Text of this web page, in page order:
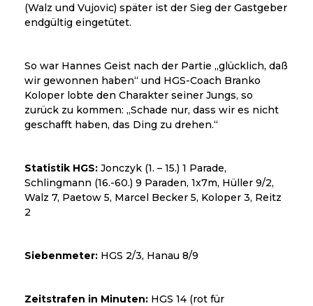
(Walz und Vujovic) später ist der Sieg der Gastgeber
endgültig eingetütet.
So war Hannes Geist nach der Partie „glücklich, daß
wir gewonnen haben“ und HGS-Coach Branko
Koloper lobte den Charakter seiner Jungs, so
zurück zu kommen: „Schade nur, dass wir es nicht
geschafft haben, das Ding zu drehen.“
Statistik HGS: Jonczyk (1. – 15.) 1 Parade,
Schlingmann (16.-60.) 9 Paraden, 1x7m, Hüller 9/2,
Walz 7, Paetow 5, Marcel Becker 5, Koloper 3, Reitz
2
Siebenmeter: HGS 2/3, Hanau 8/9
Zeitstrafen in Minuten: HGS 14 (rot für